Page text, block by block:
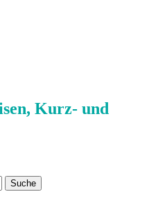
Kurz- und